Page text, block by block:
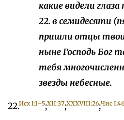
какие видели
22. в семидесяти
пришли отцы твои
ныне Господь Бог
тебя
звезды небесные.
22.Исх I:1–5;XII:37;XXXVIII:26;Чис I:46